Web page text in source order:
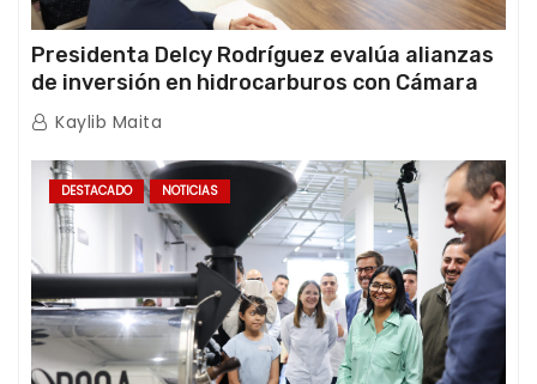
Presidenta Delcy Rodríguez evalúa alianzas
de inversión en hidrocarburos con Cámara
Africana de Energía
Kaylib Maita
DESTACADO NOTICIAS